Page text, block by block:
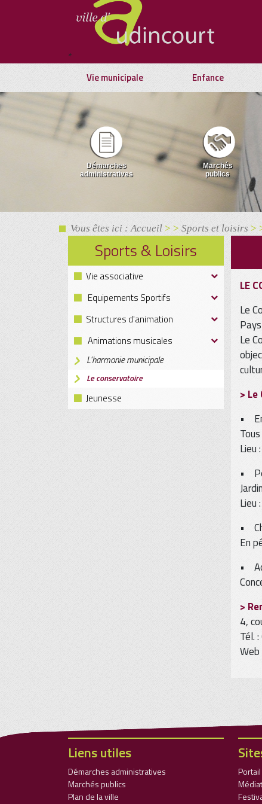
*
Vie municipale Enfance
Démarches
administratives
Marchés
publics
Vous êtes ici : Accueil > > Sports et loisirs >
Sports & Loisirs
Vie associative
Equipements Sportifs
Structures d'animation
Animations musicales
L'harmonie municipale
Le conservatoire
Jeunesse
LE
Le
Le
>
•
Lieu
•
Lieu
•
En
•
>
4,
Tél.
Web
Liens utiles
Démarches administratives
Marchés publics
Plan de la ville